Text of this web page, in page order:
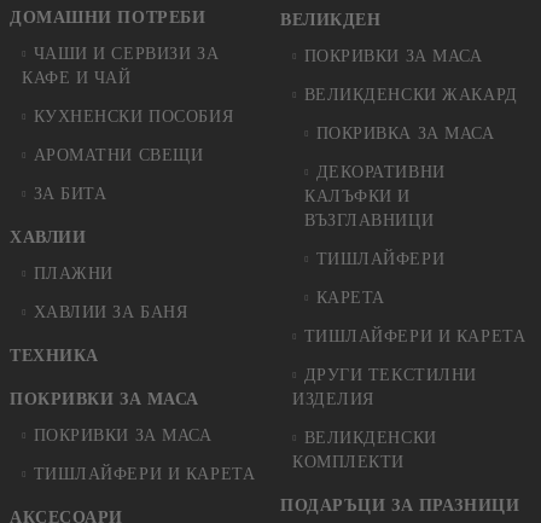
ДОМАШНИ ПОТРЕБИ
ЧАШИ И СЕРВИЗИ ЗА
КАФЕ И ЧАЙ
КУХНЕНСКИ ПОСОБИЯ
АРОМАТНИ СВЕЩИ
ЗА БИТА
ХАВЛИИ
ПЛАЖНИ
ХАВЛИИ ЗА БАНЯ
ТЕХНИКА
ПОКРИВКИ ЗА МАСА
ПОКРИВКИ ЗА МАСА
ТИШЛАЙФЕРИ И КАРЕТА
АКСЕСОАРИ
ВЕЛИКДЕН
ПОКРИВКИ ЗА МАСА
ВЕЛИКДЕНСКИ ЖАКАРД
ПОКРИВКА ЗА МАСА
ДЕКОРАТИВНИ
КАЛЪФКИ И
ВЪЗГЛАВНИЦИ
ТИШЛАЙФЕРИ
КАРЕТА
ТИШЛАЙФЕРИ И КАРЕТА
ДРУГИ ТЕКСТИЛНИ
ИЗДЕЛИЯ
ВЕЛИКДЕНСКИ
КОМПЛЕКТИ
ПОДАРЪЦИ ЗА ПРАЗНИЦИ